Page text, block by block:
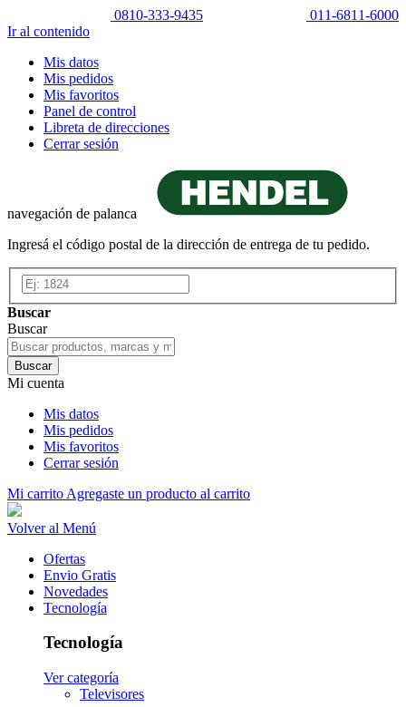
0810-333-9435
011-6811-6000
Ir al contenido
Mis datos
Mis pedidos
Mis favoritos
Panel de control
Libreta de direcciones
Cerrar sesión
navegación de palanca
Ingresá el código postal de la dirección de entrega de tu pedido.
Buscar
Buscar
Buscar
Mi cuenta
Mis datos
Mis pedidos
Mis favoritos
Cerrar sesión
Mi carrito Agregaste un producto al carrito
Volver al Menú
Ofertas
Envio Gratis
Novedades
Tecnología
Tecnología
Ver categoría
Televisores